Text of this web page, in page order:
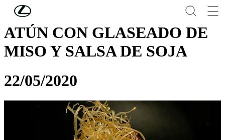
Skip to Main Content
ATÚN CON GLASEADO DE
MISO Y SALSA DE SOJA
22/05/2020